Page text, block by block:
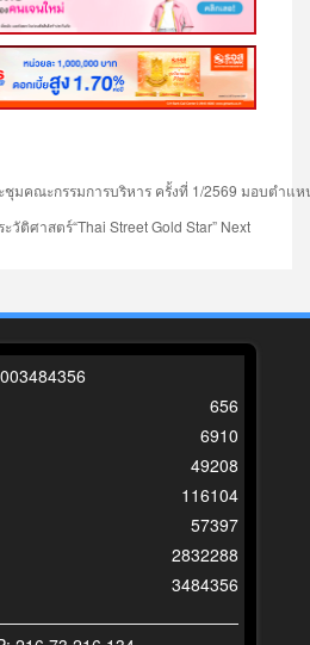
ชุมคณะกรรมการบริหาร ครั้งที่ 1/2569 มอบตำ
วัติศาสตร์“Thai Street Gold Star” Next
003484356
656
6910
49208
116104
57397
2832288
3484356